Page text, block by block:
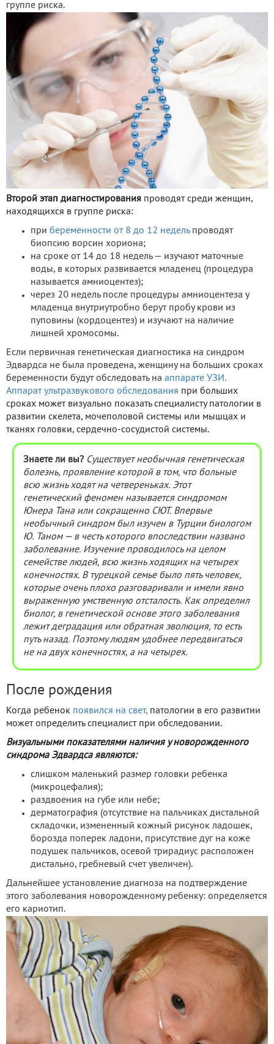
группе риска.
Второй этап диагностирования проводят среди женщин,
находящихся в группе риска:
при беременности от 8 до 12 недельпроводят
биопсию ворсин хориона;
на сроке от 14 до 18 недель — изучают маточные
воды, в которых развивается младенец (процедура
называется амниоцентез);
через 20 недель после процедуры амниоцентеза у
младенца внутриутробно берут пробу крови из
пуповины (кордоцентез) и изучают на наличие
лишней хромосомы.
Если первичная генетическая диагностика на синдром
Эдвардса не была проведена, женщину на больших сроках
беременности будут обследовать на аппарате УЗИ.
Аппарат ультразвукового обследования при больших
сроках может визуально показать специалисту патологии в
развитии скелета, мочеполовой системы или мышцах и
тканях головки, сердечно-сосудистой системы.
Знаете ли вы? Существует необычная генетическая
болезнь, проявление которой в том, что больные
всю жизнь ходят на четвереньках. Этот
генетический феномен называется синдромом
Юнера Тана или сокращенно СЮТ. Впервые
необычный синдром был изучен в Турции биологом
Ю. Таном — в честь которого впоследствии названо
заболевание. Изучение проводилось на целом
семействе людей, всю жизнь ходящих на четырех
конечностях. В турецкой семье было пять человек,
которые очень плохо разговаривали и имели явно
выраженную умственную отсталость. Как определил
биолог, в генетической основе этого заболевания
лежит деградация или обратная эволюция, то есть
путь назад. Поэтому людям удобнее передвигаться
не на двух конечностях, а на четырех.
После рождения
Когда ребенок появился на свет, патологии в его развитии
может определить специалист при обследовании.
Визуальными показателями наличия у новорожденного
синдрома Эдвардса являются:
слишком маленький размер головки ребенка
(микроцефалия);
раздвоения на губе или небе;
дерматография (отсутствие на пальчиках дистальной
складочки, измененный кожный рисунок ладошек,
борозда поперек ладони, присутствие дуг на коже
подушек пальчиков, осевой трирадиус расположен
дистально, гребневый счет увеличен).
Дальнейшее установление диагноза на подтверждение
этого заболевания новорожденному ребенку: определяется
его кариотип.